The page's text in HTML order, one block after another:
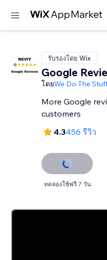
รับรองโดย Wix
Google
โดยWe Do The
More Google
customers
4.3456 รีวิว
ทดลองใช้ฟรี 7 วัน